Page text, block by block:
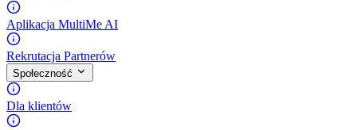
Aplikacja MultiMe AI
Rekrutacja Partnerów
Społeczność
Dla klientów